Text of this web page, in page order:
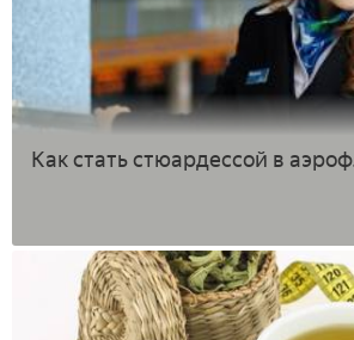
Как стать стюардессой в